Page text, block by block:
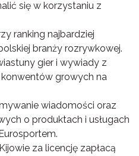
się w korzystaniu z
ranking najbardziej
branży rozrywkowej.
gier i wywiady z
growych na
wiadomości oraz
o produktach i usługach
za licencję zapłacą